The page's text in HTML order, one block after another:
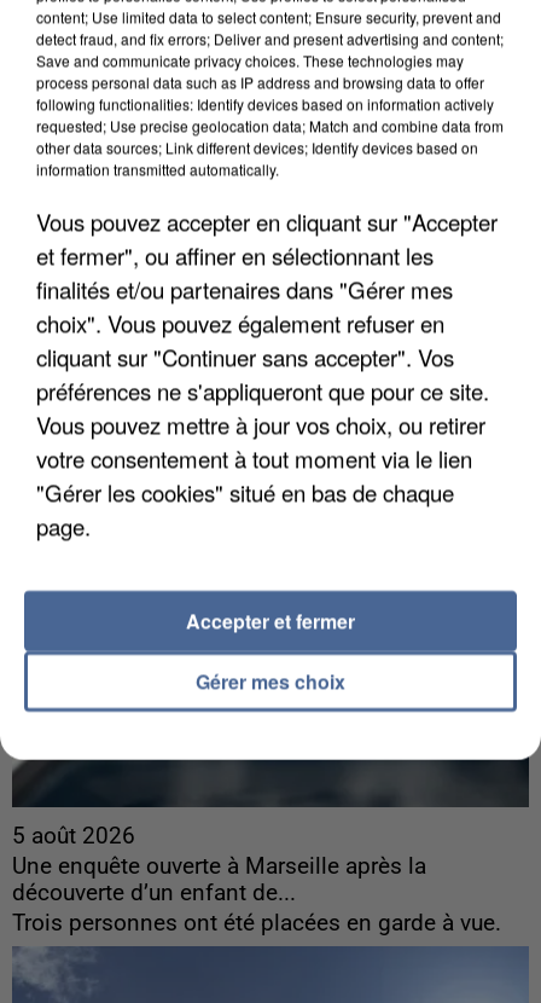
5 août 2026
L’un des fondateurs supposés de la DZ Mafia
interpellé en Algérie
Il est soupçonné d'y avoir mené ses opérations en
France.
5 août 2026
Une enquête ouverte à Marseille après la
découverte d’un enfant de...
Trois personnes ont été placées en garde à vue.
content; Use limited data to select content; Ensure security, prevent and
detect fraud, and fix errors; Deliver and present advertising and content;
Save and communicate privacy choices. These technologies may
process personal data such as IP address and browsing data to offer
following functionalities: Identify devices based on information actively
requested; Use precise geolocation data; Match and combine data from
other data sources; Link different devices; Identify devices based on
information transmitted automatically.
Vous pouvez accepter en cliquant sur "Accepter
et fermer", ou affiner en sélectionnant les
finalités et/ou partenaires dans "Gérer mes
choix". Vous pouvez également refuser en
cliquant sur "Continuer sans accepter". Vos
préférences ne s'appliqueront que pour ce site.
Vous pouvez mettre à jour vos choix, ou retirer
votre consentement à tout moment via le lien
"Gérer les cookies" situé en bas de chaque
page.
Gérer mes choix
Accepter et fermer